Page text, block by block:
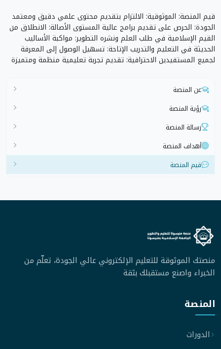
عن المنصة
رؤية المنصة
رسالة المنصة
أهداف المنصة
قيم المنصة
قيم المنصة: الموثوقية: الالتزام بتقديم محتوى علمي دقيق ومعتمد
الجودة: الحرص على تقديم برامج عالية المستوى الأصالة: الانطلاق من
القيم الإسلامية في طلب العلم ونشره التطوير: مواكبة الأساليب
الحديثة في التعليم والتدريب الإتاحة: تسهيل الوصول إلى المعرفة
لجميع المستفيدين الاحترافية: تقديم تجربة تعليمية منظمة ومتميزة
منصتك الموثوقة للتعليم الإلكتروني عالي الجودة، تعلّم من
الخبراء واصنع مستقبلك بثقة
المنصة
الدورات